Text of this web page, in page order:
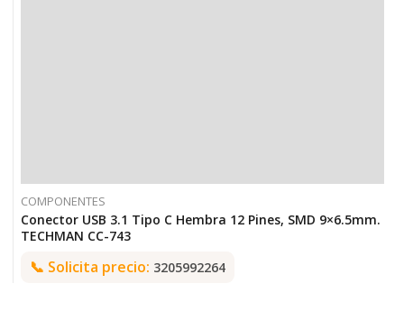
COMPONENTES
Conector USB 3.1 Tipo C Hembra 12 Pines, SMD 9×6.5mm.
TECHMAN CC-743
📞 Solicita precio: 3205992264